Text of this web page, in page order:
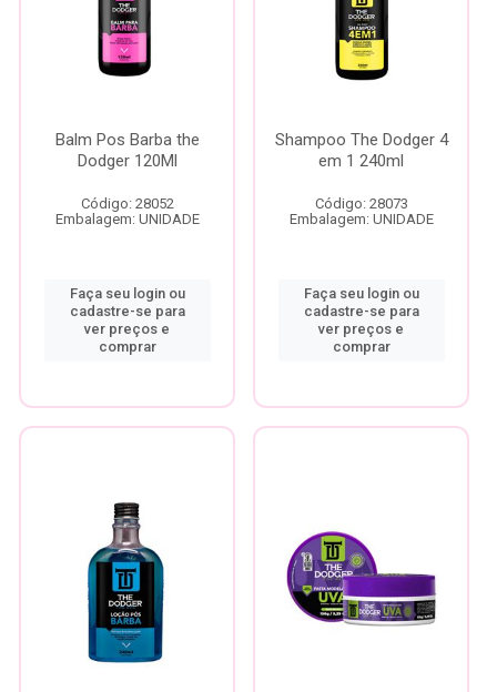
Balm Pos Barba the
Dodger 120Ml
Código: 28052
Embalagem: UNIDADE
Faça seu login ou
cadastre-se para
ver preços e
comprar
Shampoo The Dodger 4
em 1 240ml
Código: 28073
Embalagem: UNIDADE
Faça seu login ou
cadastre-se para
ver preços e
comprar